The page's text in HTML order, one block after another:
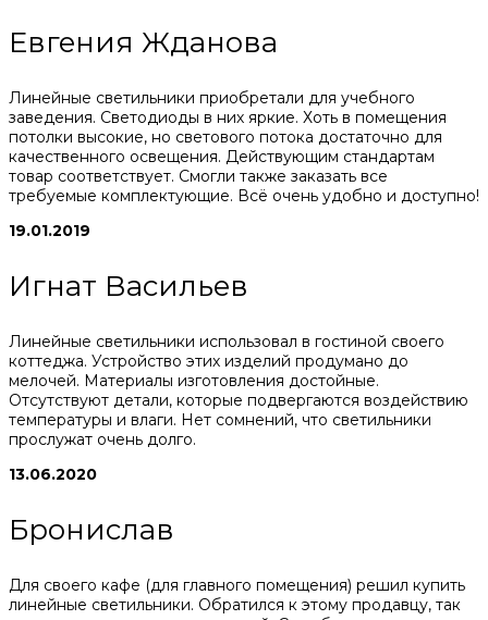
Евгения Жданова
Линейные светильники приобретали для учебного
заведения. Светодиоды в них яркие. Хоть в помещения
потолки высокие, но светового потока достаточно для
качественного освещения. Действующим стандартам
товар соответствует. Смогли также заказать все
требуемые комплектующие. Всё очень удобно и доступно!
19.01.2019
Игнат Васильев
Линейные светильники использовал в гостиной своего
коттеджа. Устройство этих изделий продумано до
мелочей. Материалы изготовления достойные.
Отсутствуют детали, которые подвергаются воздействию
температуры и влаги. Нет сомнений, что светильники
прослужат очень долго.
13.06.2020
Бронислав
Для своего кафе (для главного помещения) решил купить
линейные светильники. Обратился к этому продавцу, так